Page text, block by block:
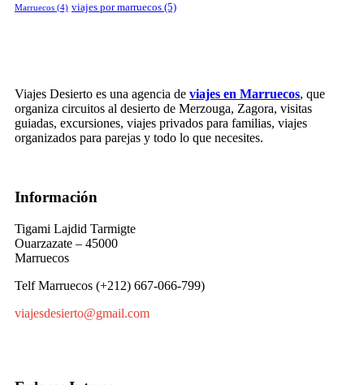
Marruecos (4) viajes por marruecos (5)
Viajes Desierto es una agencia de viajes en Marruecos, que
organiza circuitos al desierto de Merzouga, Zagora, visitas
guiadas, excursiones, viajes privados para familias, viajes
organizados para parejas y todo lo que necesites.
Información
Tigami Lajdid Tarmigte
Ouarzazate – 45000
Marruecos
Telf Marruecos (+212) 667-066-799)
viajesdesierto@gmail.com